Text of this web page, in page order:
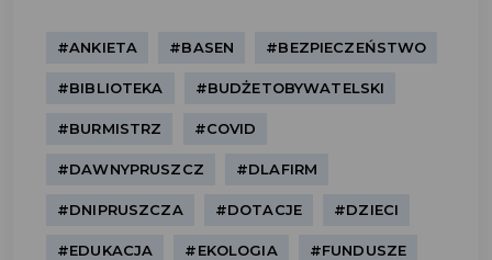
#ANKIETA #BASEN #BEZPIECZEŃSTWO
#BIBLIOTEKA #BUDŻETOBYWATELSKI
#BURMISTRZ #COVID
#DAWNYPRUSZCZ #DLAFIRM
#DNIPRUSZCZA #DOTACJE #DZIECI
#EDUKACJA #EKOLOGIA #FUNDUSZE